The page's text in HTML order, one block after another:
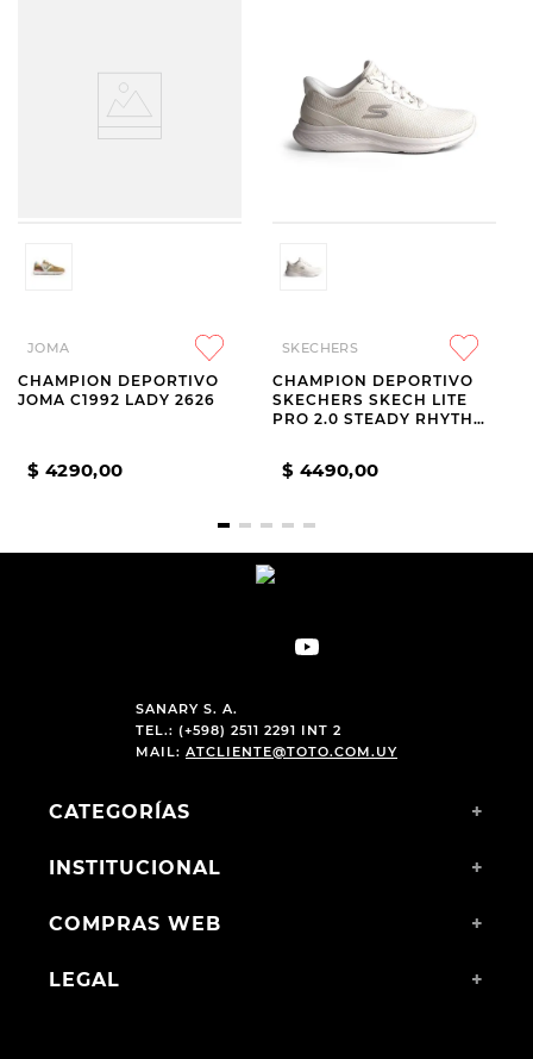
JOMA
CHAMPION DEPORTIVO
JOMA C1992 LADY 2626
$ 4290,00
SKECHERS
CHAMPION DEPORTIVO
SKECHERS SKECH LITE
PRO 2.0 STEADY RHYTHM
$ 4490,00
SANARY S. A.
TEL.: (+598) 2511 2291 INT 2
MAIL: ATCLIENTE@TOTO.COM.UY
CATEGORÍAS +
INSTITUCIONAL +
COMPRAS WEB +
LEGAL +